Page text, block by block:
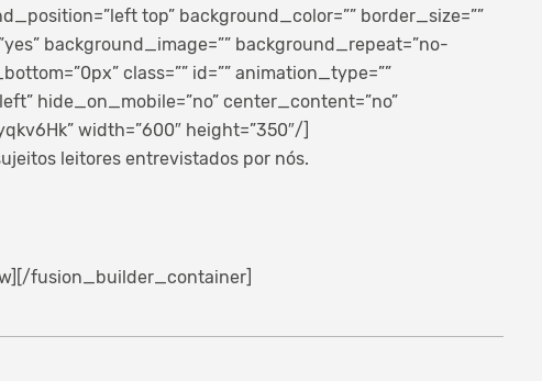
top” background_color=”” border_size=””
background_image=”” background_repeat=”no-
class=”” id=”” animation_type=””
hide_on_mobile=”no” center_content=”no”
width=”600″ height=”350″/]
leitores entrevistados por nós.
fusion_builder_container]